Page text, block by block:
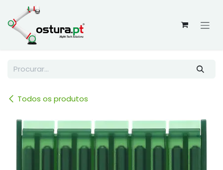
Skip to Content
Todos os produtos